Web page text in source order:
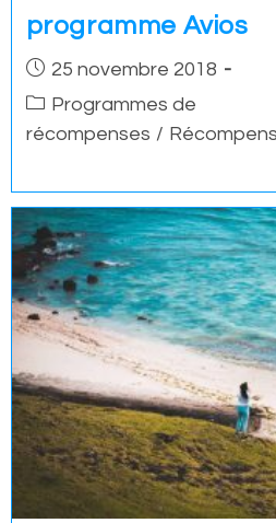
programme Avios
Post25 novembre 2018
PostProgrammes de
récompenses /